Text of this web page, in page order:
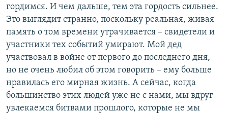
гордимся. И чем дальше, тем эта гордость сильнее.
Это выглядит странно, поскольку реальная, живая
память о том времени утрачивается – свидетели и
участники тех событий умирают. Мой дед
участвовал в войне от первого до последнего дня,
но не очень любил об этом говорить – ему больше
нравилась его мирная жизнь. А сейчас, когда
большинство этих людей уже не с нами, мы вдруг
увлекаемся битвами прошлого, которые не мы